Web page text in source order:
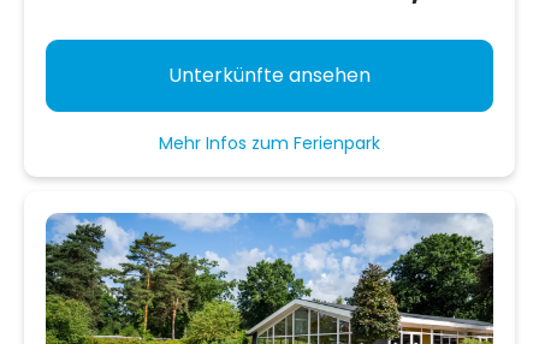
Unterkünfte ansehen
Mehr Infos zum Ferienpark